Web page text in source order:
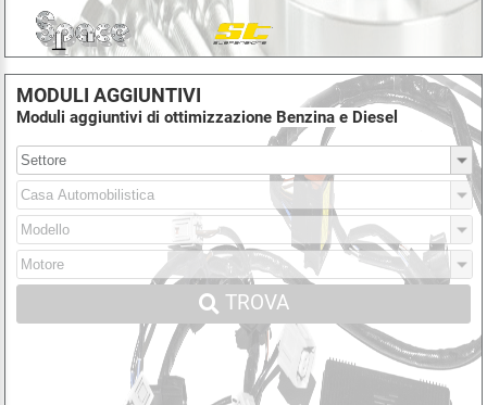
MODULI AGGIUNTIVI
Moduli aggiuntivi di ottimizzazione Benzina e Diesel
TROVA